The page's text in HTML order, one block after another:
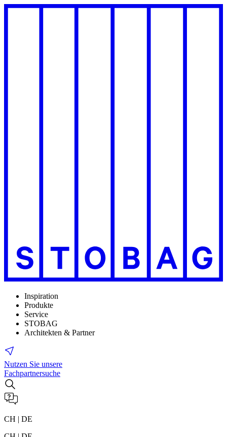
Inspiration
Produkte
Service
STOBAG
Architekten & Partner
Nutzen Sie unsere
Fachpartnersuche
CH | DE